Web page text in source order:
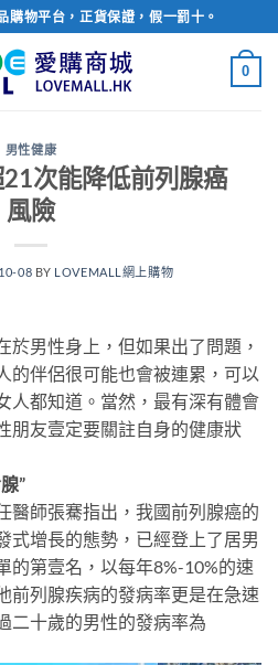
購物平台，正貨保證，假一罰十。
0
男性健康
次能降低前列腺癌
風險
08 BY LOVEMALL網上購物
於男性身上，但如果出了問題，
的伴侶很可能也會被連累，可以
人都知道。當然，最有深有體會
朋友壹定要關註自身的健康狀
”
醫師張騫指出，我國前列腺癌的
式增長的態勢，已經登上了居男
的第壹名，以每年8%-10%的速
前列腺疾病的發病率更是在急速
二十歲的男性的發病率為